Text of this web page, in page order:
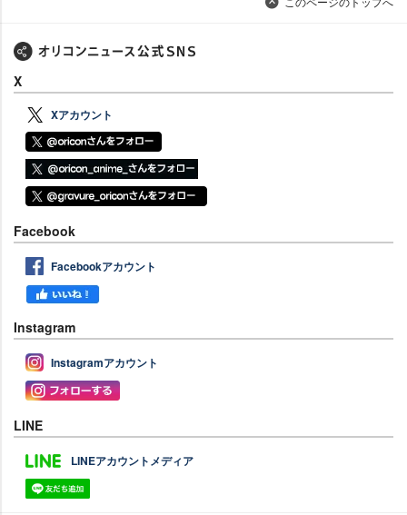
X
Xアカウント
Facebook
Facebookアカウント
Instagram
Instagramアカウント
LINE
LINEアカウントメディア